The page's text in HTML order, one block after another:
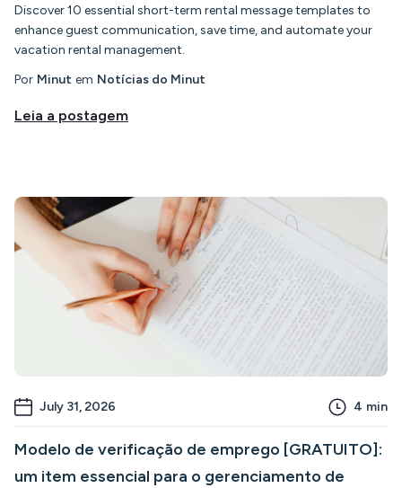
Discover 10 essential short-term rental message templates to
enhance guest communication, save time, and automate your
vacation rental management.
Por Minut em Notícias do Minut
Leia a postagem
July 31, 2026 4 min
Modelo de verificação de emprego [GRATUITO]:
um item essencial para o gerenciamento de